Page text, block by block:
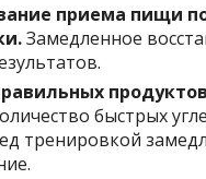
приема пищи
Замедленное
быстрых
тренировкой